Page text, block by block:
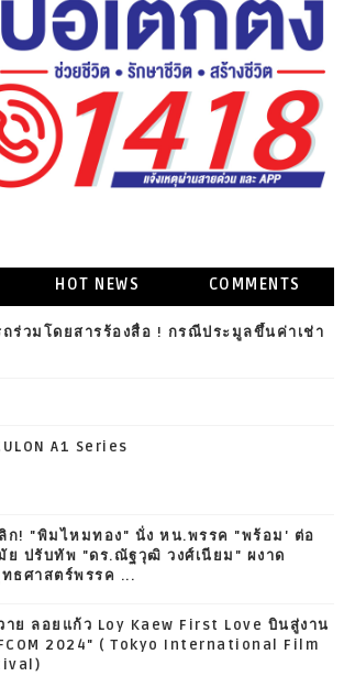
HOT NEWS COMMENTS
ร่วมโดยสารร้องสื่อ ! กรณีประมูลขึ้นค่าเช่า
A1 Series
ก! "พิมไหมทอง" นั่ง หน.พรรค "พร้อม' ต่อ
ย ปรับทัพ "ดร.ณัฐวุฒิ วงศ์เนียม" ผงาด
ธศาสตร์พรรค ...
าย ลอยแก้ว Loy Kaew First Love บินสู่งาน
2024" ( Tokyo International Film